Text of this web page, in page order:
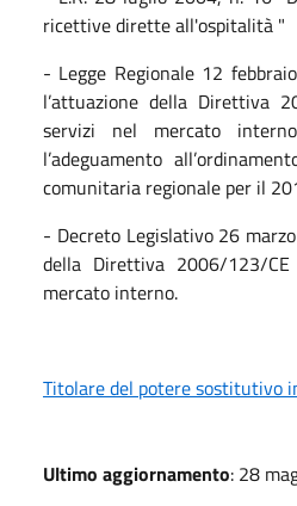
ricettive dirette all'ospitalità "
- Legge Regionale 12
l’attuazione della Direttiva
servizi nel mercato
l’adeguamento
comunitaria regionale per il
- Decreto Legislativo 26
della Direttiva 2006/123/
mercato interno.
Titolare del potere sostitutivo
Ultimo aggiornamento: 28